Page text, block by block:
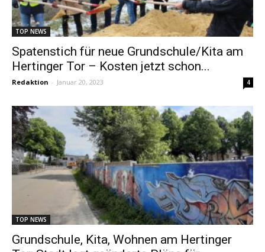
TOP NEWS
Spatenstich für neue Grundschule/Kita am
Hertinger Tor – Kosten jetzt schon...
Redaktion - Januar 20, 2023 4
TOP NEWS
Grundschule, Kita, Wohnen am Hertinger